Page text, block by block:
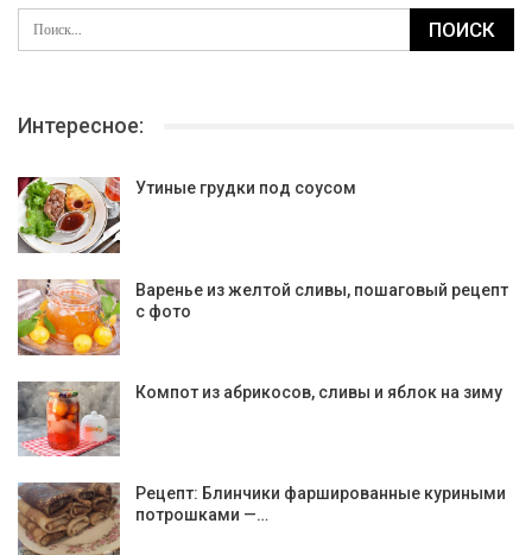
Интересное:
Утиные грудки под соусом
Варенье из желтой сливы, пошаговый рецепт
с фото
Компот из абрикосов, сливы и яблок на зиму
Рецепт: Блинчики фаршированные куриными
потрошками —…